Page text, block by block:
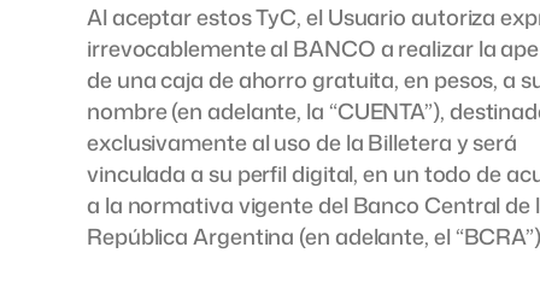
Al aceptar estos TyC, el Usuario autoriza
irrevocablemente al BANCO a realizar la
de una caja de ahorro gratuita, en pesos, a
nombre (en adelante, la “CUENTA”),
exclusivamente al uso de la Billetera y será
vinculada a su perfil digital, en un todo de
a la normativa vigente del Banco Central de
República Argentina (en adelante, el